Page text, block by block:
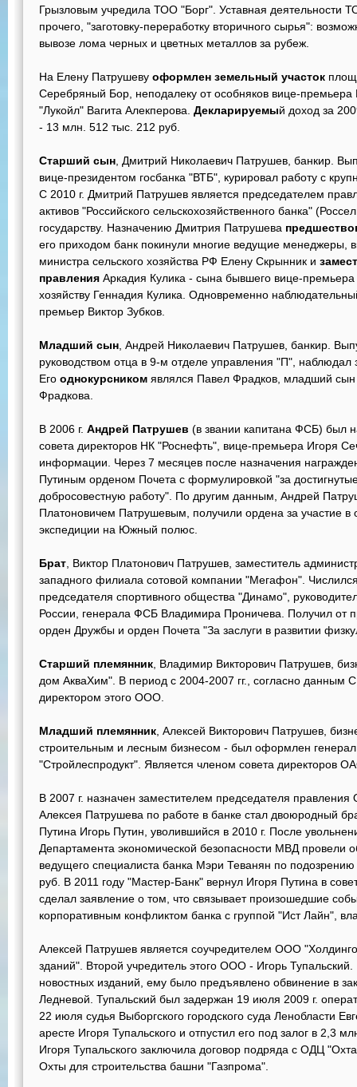
Грызловым учредила ТОО "Борг". Уставная деятельности
прочего, "заготовку-переработку вторичного сырья":
вывозе лома черных и цветных металлов за рубеж.
На Елену Патрушеву оформлен земельный участок
Серебряный Бор, неподалеку от особняков вице-
"Лукойл" Вагита Алекперова. Декларируемый доход за
- 13 млн. 512 тыс. 212 руб.
Старший сын , Дмитрий Николаевич Патрушев, банкир.
вице-президентом госбанка "ВТБ", курировал работу с
С 2010 г. Дмитрий Патрушев является председателем
активов "Российского сельскохозяйственного банка"
государству. Назначению Дмитрия Патрушева
его приходом банк покинули многие ведущие менеджеры,
министра сельского хозяйства РФ Елену Скрынник и
правления Аркадия Кулика - сына бывшего вице-
хозяйству Геннадия Кулика. Одновременно
премьер Виктор Зубков.
Младший сын , Андрей Николаевич Патрушев, банкир.
руководством отца в 9-м отделе управления "П", наблюдал
Его однокурсником являлся Павел Фрадков, младший
Фрадкова.
В 2006 г. Андрей Патрушев (в звании капитана ФСБ) был
совета директоров НК "Роснефть", вице-премьера Игоря
информации. Через 7 месяцев после назначения
Путиным орденом Почета с формулировкой "за
добросовестную работу". По другим данным, Андрей
Платоновичем Патрушевым, получили ордена за участие в
экспедиции на Южный полюс.
Брат , Виктор Платонович Патрушев, заместитель
западного филиала сотовой компании "Мегафон".
председателя спортивного общества "Динамо",
России, генерала ФСБ Владимира Проничева. Получил от
орден Дружбы и орден Почета "За заслуги в развитии
Старший племянник , Владимир Викторович Патрушев,
дом АкваХим". В период с 2004-2007 гг., согласно данным
директором этого ООО.
Младший племянник , Алексей Викторович Патрушев,
строительным и лесным бизнесом - был оформлен
"Стройлеспродукт". Является членом совета директоров
В 2007 г. назначен заместителем председателя
Алексея Патрушева по работе в банке стал двоюродный
Путина Игорь Путин, уволившийся в 2010 г. После
Департамента экономической безопасности МВД провели
ведущего специалиста банка Мэри Теванян по
руб. В 2011 году "Мастер-Банк" вернул Игоря Путина в
сделал заявление о том, что связывает произошедшие
корпоративным конфликтом банка с группой "Ист Лайн",
Алексей Патрушев является соучредителем ООО
зданий". Второй учредитель этого ООО - Игорь
новостных изданий, ему было предъявлено обвинение в
Ледневой. Тупальский был задержан 19 июля 2009 г.
22 июля судья Выборгского городского суда Ленобласти
аресте Игоря Тупальского и отпустил его под залог в 2,3
Игоря Тупальского заключила договор подряда с ОДЦ
Охты для строительства башни "Газпрома".